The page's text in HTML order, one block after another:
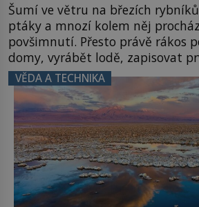
Šumí ve větru na březích
ptáky a mnozí kolem něj
povšimnutí. Přesto právě rákos
domy, vyrábět lodě, zapisovat
inspiroval řadu pověstí. Tato
užitečná rostlina provází
Většina lidí vnímá rákos jen
letního koupání. Stačí se však
VĚDA A TECHNIKA